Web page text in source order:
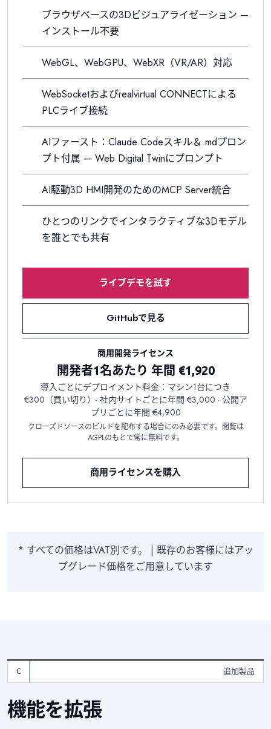
ブラウザベースの3Dビジュアライゼーション —
インストール不要
WebGL、WebGPU、WebXR（VR/AR）対応
WebSocketおよびrealvirtual CONNECTによる
PLCライブ接続
AIファースト：Claude Codeスキル＆.mdプロン
プト付属 — Web Digital Twinにプロンプト
AI駆動3D HMI開発のためのMCP Server統合
ひとつのリンクでインタラクティブな3Dモデル
を誰とでも共有
ライブデモを試す
GitHubで見る
商用開発ライセンス
開発者1名あたり 年間 €1,920
導入ごとにデプロイメント料金：マシン1台につき
€300（買い切り）· 社内サイトごとに年間 €3,000 · 公開ア
プリごとに年間 €4,900
クローズドソースのビルドを配布する場合にのみ必要です。閲覧は
AGPLのもとで常に無料です。
商用ライセンスを購入
* すべての価格はVAT別です。 | 既存のお客様にはアッ
プグレード価格をご用意しています
追加製品
機能を拡張